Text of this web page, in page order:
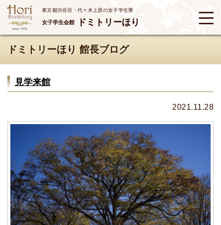
東京都渋谷区・代々木上原の女子学生寮
女子学生会館 ドミトリーほり
ドミトリーほり 館長ブログ
見学来館
2021.11.28